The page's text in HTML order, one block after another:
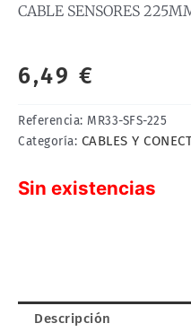
CABLE SENSORES
6,49 €
Referencia: MR33-SFS-225
Categoría: CABLES Y
Sin existencias
Descripción